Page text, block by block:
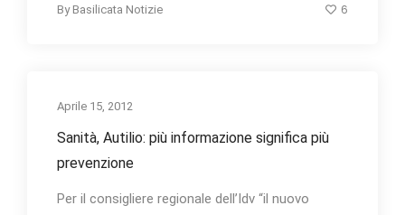
By Basilicata Notizie 6
Aprile 15, 2012
Sanità, Autilio: più informazione significa più
prevenzione
Per il consigliere regionale dell’Idv “il nuovo